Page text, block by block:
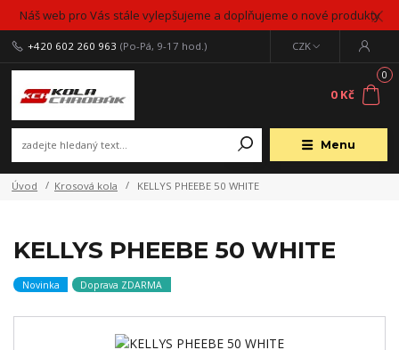
Náš web pro Vás stále vylepšujeme a doplňujeme o nové produkty
Menu
CZK
+420 602 260 963 (Po-Pá, 9-17 hod.)
0
0 Kč
Úvod Krosová kola KELLYS PHEEBE 50 WHITE
KELLYS PHEEBE 50 WHITE
Novinka Doprava ZDARMA